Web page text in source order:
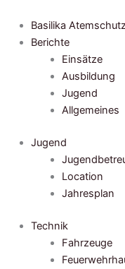
Inhalt
springen
Basilika
Berichte
Einsätze
Ausbildung
Jugend
Allgemeines
Jugend
Location
Jahresplan
Technik
Fahrzeuge